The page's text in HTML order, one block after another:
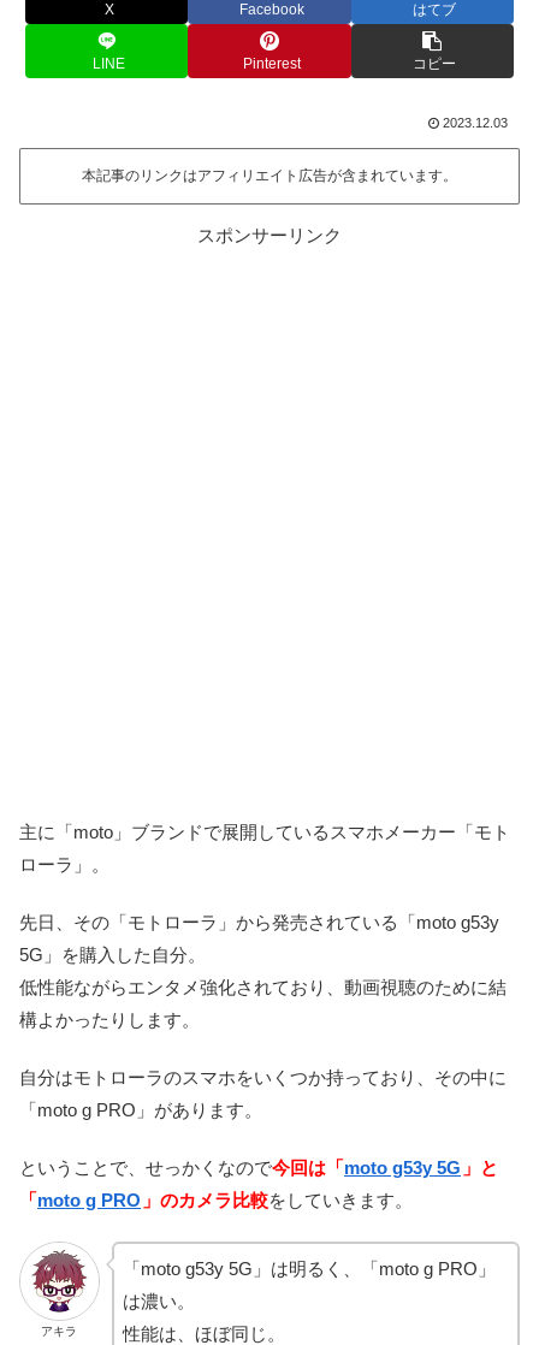
X Facebook はてブ
LINE Pinterest コピー
2023.12.03
本記事のリンクはアフィリエイト広告が含まれています。
スポンサーリンク
主に「moto」ブランドで展開しているスマホメーカー「モト
ローラ」。
先日、その「モトローラ」から発売されている「moto g53y
5G」を購入した自分。
低性能ながらエンタメ強化されており、動画視聴のために結
構よかったりします。
自分はモトローラのスマホをいくつか持っており、その中に
「moto g PRO」があります。
ということで、せっかくなので今回は「moto g53y 5G 」と
「moto g PRO 」のカメラ比較をしていきます。
アキラ
「moto g53y 5G」は明るく、「moto g PRO」
は濃い。
性能は、ほぼ同じ。